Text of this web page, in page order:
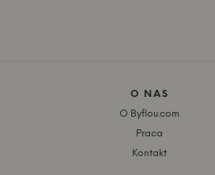
O NAS
O Byflou.com
Praca
Kontakt